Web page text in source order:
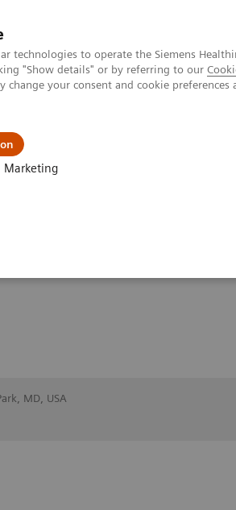
technologies to operate the Siemens
"Show details" or by referring to our
your consent and cookie
Marketing
MD, USA